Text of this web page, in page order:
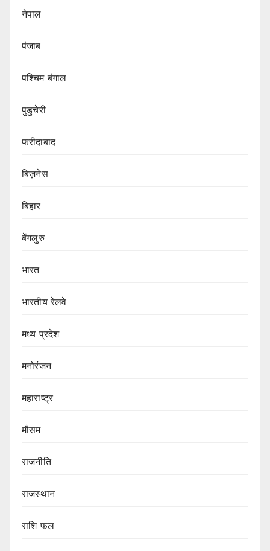
नेपाल
पंजाब
पश्चिम बंगाल
पुडुचेरी
फरीदाबाद
बिज़नेस
बिहार
बेंगलुरु
भारत
भारतीय रेलवे
मध्य प्रदेश
मनोरंजन
महाराष्ट्र
मौसम
राजनीति
राजस्थान
राशि फल